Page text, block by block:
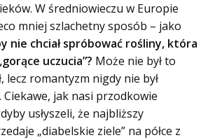
W średniowieczu w Europie
mniej szlachetny sposób – jako
nie chciał spróbować rośliny, która
uczucia”? Może nie był to
lecz romantyzm nigdy nie był
jak nasi przodkowie
usłyszeli, że najbliższy
„diabelskie ziele” na półce z